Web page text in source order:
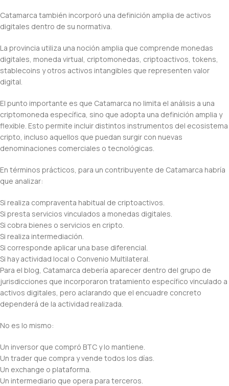
Catamarca también incorporó una definición amplia de activos
digitales dentro de su normativa.
La provincia utiliza una noción amplia que comprende monedas
digitales, moneda virtual, criptomonedas, criptoactivos, tokens,
stablecoins y otros activos intangibles que representen valor
digital.
El punto importante es que Catamarca no limita el análisis a una
criptomoneda específica, sino que adopta una definición amplia y
flexible. Esto permite incluir distintos instrumentos del ecosistema
cripto, incluso aquellos que puedan surgir con nuevas
denominaciones comerciales o tecnológicas.
En términos prácticos, para un contribuyente de Catamarca habría
que analizar:
Si realiza compraventa habitual de criptoactivos.
Si presta servicios vinculados a monedas digitales.
Si cobra bienes o servicios en cripto.
Si realiza intermediación.
Si corresponde aplicar una base diferencial.
Si hay actividad local o Convenio Multilateral.
Para el blog, Catamarca debería aparecer dentro del grupo de
jurisdicciones que incorporaron tratamiento específico vinculado a
activos digitales, pero aclarando que el encuadre concreto
dependerá de la actividad realizada.
No es lo mismo:
Un inversor que compró BTC y lo mantiene.
Un trader que compra y vende todos los días.
Un exchange o plataforma.
Un intermediario que opera para terceros.